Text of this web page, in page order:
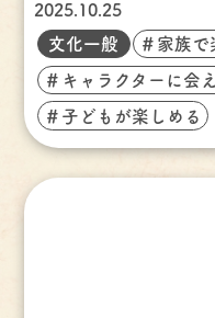
2025.10.25
文化一般 ＃家族で
＃キャラクターに会
＃子どもが楽しめる